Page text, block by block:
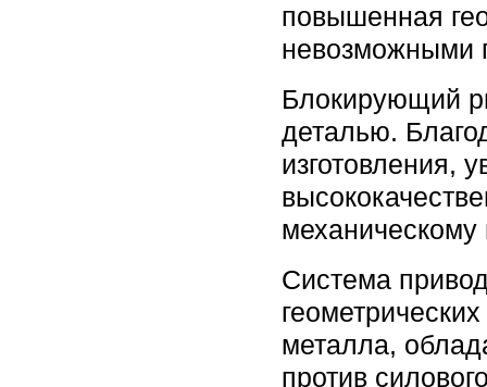
повышенная
невозможными
Блокирующий
деталью.
изготовления,
механическому
Система
металла,
против